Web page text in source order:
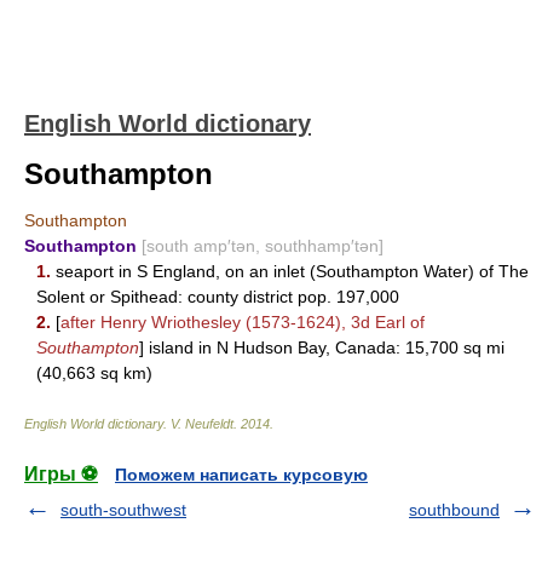
English World dictionary
Southampton
Southampton
Southampton [south amp′tən, southhamp′tən]
1. seaport in S England, on an inlet (Southampton Water) of The
Solent or Spithead: county district pop. 197,000
2. [after Henry Wriothesley (1573-1624), 3d Earl of
Southampton] island in N Hudson Bay, Canada: 15,700 sq mi
(40,663 sq km)
English World dictionary. V. Neufeldt. 2014
Игры ⚽
Поможем написать курсовую
south-southwest
southbound